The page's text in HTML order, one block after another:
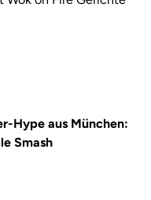
Hype aus München:
Smash